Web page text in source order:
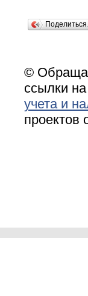
©
ссылки
учета и
проектов